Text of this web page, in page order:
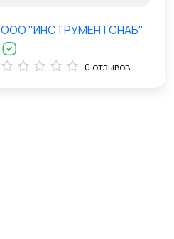
ООО "ИНСТРУМЕНТСНАБ"
0 отзывов